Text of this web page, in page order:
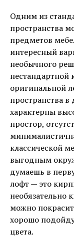
Одним из
пространства
предметов
интересный
необычного
нестандартной
оригинальной
пространства в
характерны
простор,
классической
выгодным
думаешь в
лофт — это
необязательно
можно
хорошо
цвета.